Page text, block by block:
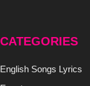
CATEGORIES
English Songs Lyrics